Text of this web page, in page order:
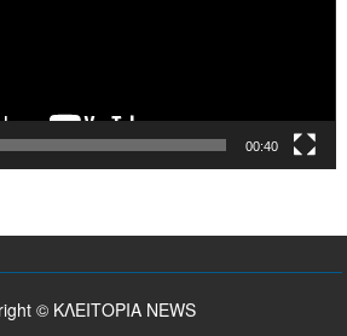
00:40
© ΚΛΕΙΤΟΡΙΑ NEWS